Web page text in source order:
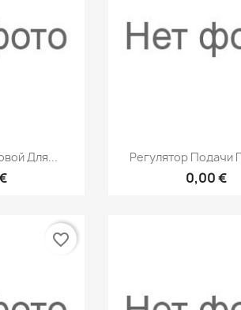
Для... Быстрый
Регулятор Подачи
0,00 €
favorite_border